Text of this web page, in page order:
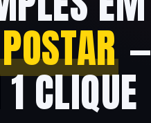
—
CLIQUE